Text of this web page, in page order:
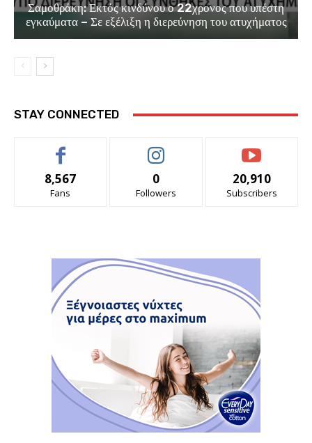
Σαμοθράκη: Εκτός κινδύνου ο 22χρονος που υπέστη
εγκαύματα – Σε εξέλιξη η διερεύνηση του ατυχήματος
STAY CONNECTED
8,567
Fans
0
Followers
20,910
Subscribers